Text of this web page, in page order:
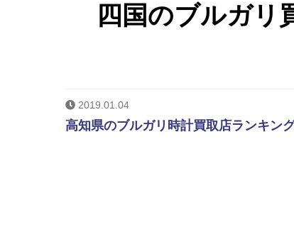
四国のブルガリ
2019.01.04
高知県のブルガリ時計買取店ランキン